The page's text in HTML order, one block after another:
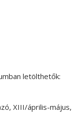
letölthetők:
XIII/április-május,